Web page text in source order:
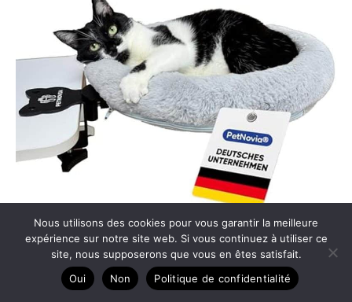
Test : panier PetNovia Homeoffice, confort et stabilité pour
Nous utilisons des cookies pour vous garantir la meilleure
expérience sur notre site web. Si vous continuez à utiliser ce
site, nous supposerons que vous en êtes satisfait.
Oui
Non Politique de confidentialité